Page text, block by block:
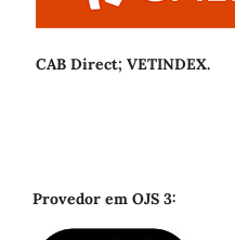
CAB Direct; VETINDEX.
Provedor em OJS 3: